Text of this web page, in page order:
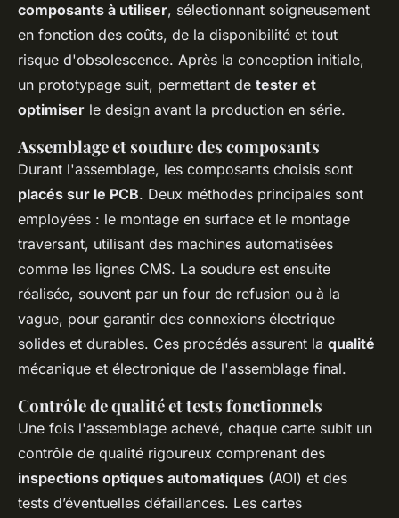
composants à utiliser, sélectionnant soigneusement
en fonction des coûts, de la disponibilité et tout
risque d'obsolescence. Après la conception initiale,
un prototypage suit, permettant de tester et
optimiser le design avant la production en série.
Assemblage et soudure des composants
Durant l'assemblage, les composants choisis sont
placés sur le PCB. Deux méthodes principales sont
employées : le montage en surface et le montage
traversant, utilisant des machines automatisées
comme les lignes CMS. La soudure est ensuite
réalisée, souvent par un four de refusion ou à la
vague, pour garantir des connexions électrique
solides et durables. Ces procédés assurent la qualité
mécanique et électronique de l'assemblage final.
Contrôle de qualité et tests fonctionnels
Une fois l'assemblage achevé, chaque carte subit un
contrôle de qualité rigoureux comprenant des
inspections optiques automatiques (AOI) et des
tests d’éventuelles défaillances. Les cartes